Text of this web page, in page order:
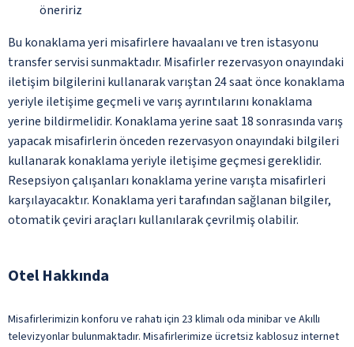
öneririz
Bu konaklama yeri misafirlere havaalanı ve tren istasyonu
transfer servisi sunmaktadır. Misafirler rezervasyon onayındaki
iletişim bilgilerini kullanarak varıştan 24 saat önce konaklama
yeriyle iletişime geçmeli ve varış ayrıntılarını konaklama
yerine bildirmelidir. Konaklama yerine saat 18 sonrasında varış
yapacak misafirlerin önceden rezervasyon onayındaki bilgileri
kullanarak konaklama yeriyle iletişime geçmesi gereklidir.
Resepsiyon çalışanları konaklama yerine varışta misafirleri
karşılayacaktır. Konaklama yeri tarafından sağlanan bilgiler,
otomatik çeviri araçları kullanılarak çevrilmiş olabilir.
Otel Hakkında
Misafirlerimizin konforu ve rahatı için 23 klimalı oda minibar ve Akıllı
televizyonlar bulunmaktadır. Misafirlerimize ücretsiz kablosuz internet